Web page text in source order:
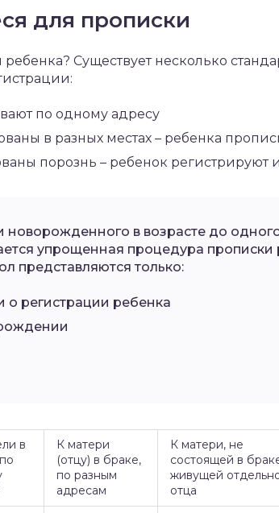
для прописки
Существует несколько
по одному адресу
в разных местах – ребенка
порознь – ребенок регистрируют
новорожденного в возрасте до
упрощенная процедура прописки
представляются только:
о регистрации ребенка
в
К матери
(отцу) в браке,
по разным
адресам
К матери, не
состоящей в
живущей
отца